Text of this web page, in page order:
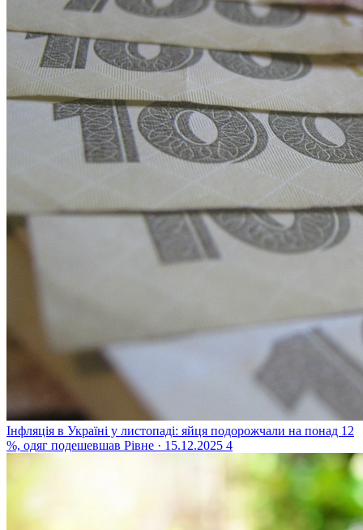
Інфляція в Україні у листопаді: яйця подорожчали на понад 12
%, одяг подешевшав Рівне · 15.12.2025 4